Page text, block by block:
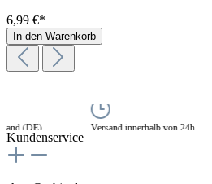
6,99 €*
In den Warenkorb
(DE) Versand innerhalb von 24h
Kundenservice